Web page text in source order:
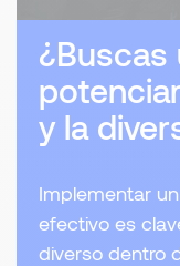
¿Buscas
y la
Implementar
efectivo es
diverso dentro